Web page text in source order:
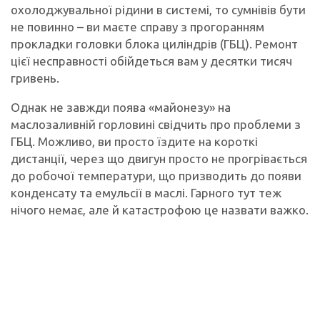
охолоджувальної рідини в системі, то сумнівів бути
не повинно – ви маєте справу з прогоранням
прокладки головки блока циліндрів (ГБЦ). Ремонт
цієї несправності обійдеться вам у десятки тисяч
гривень.
Однак не завжди поява «майонезу» на
маслозаливній горловині свідчить про проблеми з
ГБЦ. Можливо, ви просто їздите на короткі
дистанції, через що двигун просто не прогрівається
до робочої температури, що призводить до появи
конденсату та емульсії в маслі. Гарного тут теж
нічого немає, але й катастрофою це назвати важко.